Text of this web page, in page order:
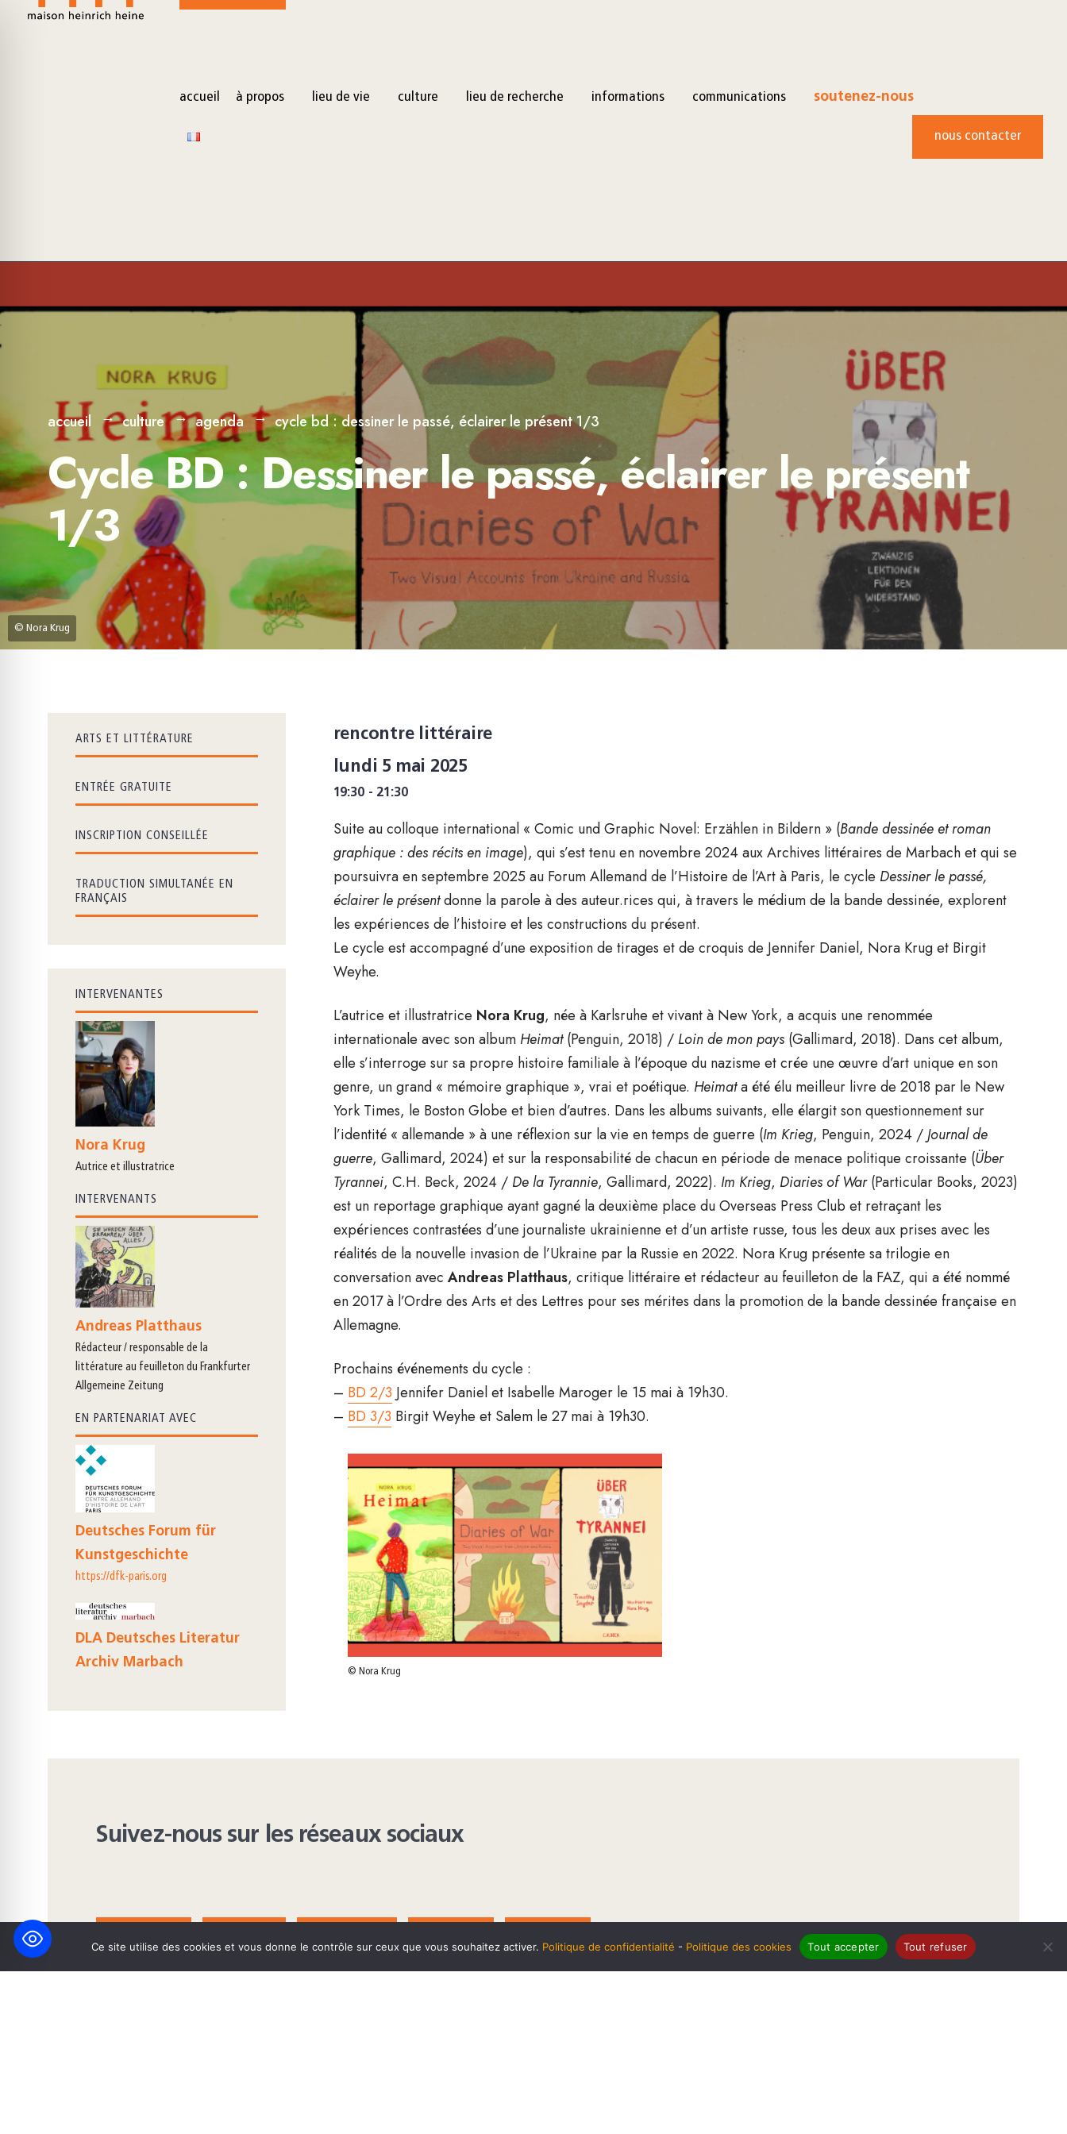
accueil à propos lieu de vie culture lieu de recherche informations communications soutenez-nous
nous contacter
© Nora Krug
accueil culture agenda cycle bd : dessiner le passé, éclairer le présent 1/3
Cycle BD : Dessiner le passé, éclairer le présent
1/3
rencontre littéraire
lundi 5 mai 2025
19:30 - 21:30
Suite au colloque international « Comic und Graphic Novel: Erzählen in Bildern » (Bande dessinée et roman
graphique : des récits en image), qui s’est tenu en novembre 2024 aux Archives littéraires de Marbach et qui se
poursuivra en septembre 2025 au Forum Allemand de l’Histoire de l’Art à Paris, le cycle Dessiner le passé,
éclairer le présentdonne la parole à des auteur.rices qui, à travers le médium de la bande dessinée, explorent
les expériences de l’histoire et les constructions du présent.
Le cycle est accompagné d’une exposition de tirages et de croquis de Jennifer Daniel, Nora Krug et Birgit
Weyhe.
L’autrice et illustratrice Nora Krug, née à Karlsruhe et vivant à New York, a acquis une renommée
internationale avec son album Heimat(Penguin, 2018) / Loin de mon pays(Gallimard, 2018). Dans cet album,
elle s’interroge sur sa propre histoire familiale à l’époque du nazisme et crée une œuvre d’art unique en son
genre, un grand « mémoire graphique », vrai et poétique. Heimata été élu meilleur livre de 2018 par le New
York Times, le Boston Globe et bien d’autres. Dans les albums suivants, elle élargit son questionnement sur
l’identité « allemande » à une réflexion sur la vie en temps de guerre (Im Krieg, Penguin, 2024 /Journal de
guerre, Gallimard, 2024) et sur la responsabilité de chacun en période de menace politique croissante (Über
Tyrannei, C.H. Beck, 2024 / De la Tyrannie, Gallimard, 2022). Im Krieg, Diaries of War(Particular Books, 2023)
est un reportage graphique ayant gagné la deuxième place du Overseas Press Club et retraçant les
expériences contrastées d’une journaliste ukrainienne et d’un artiste russe, tous les deux aux prises avec les
réalités de la nouvelle invasion de l’Ukraine par la Russie en 2022. Nora Krug présente sa trilogie en
conversation avec Andreas Platthaus, critique littéraire et rédacteur au feuilleton de la FAZ, qui a été nommé
en 2017 à l’Ordre des Arts et des Lettres pour ses mérites dans la promotion de la bande dessinée française en
Allemagne.
Prochains événements du cycle :
– BD 2/3 Jennifer Daniel et Isabelle Maroger le 15 mai à 19h30.
– BD 3/3 Birgit Weyhe et Salem le 27 mai à 19h30.
© Nora Krug
ARTS ET LITTÉRATURE
ENTRÉE GRATUITE
INSCRIPTION CONSEILLÉE
TRADUCTION SIMULTANÉE EN
FRANÇAIS
INTERVENANTES
Nora Krug
autrice et illustratrice
INTERVENANTS
Andreas Platthaus
rédacteur / responsable de la
littérature au feuilleton du Frankfurter
Allgemeine Zeitung
EN PARTENARIAT AVEC
Deutsches Forum für
Kunstgeschichte
https://dfk-paris.org
DLA Deutsches Literatur
Archiv Marbach
Suivez-nous sur les réseaux sociaux
Ce site utilise des cookies et vous donne le contrôle sur ceux que vous souhaitez activer. Politique de confidentialité - Politique des cookies Tout accepter Tout refuser